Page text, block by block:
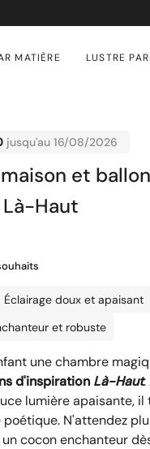
MATIÈRE LUSTRE
jusqu'au 16/08/2026
et
Là-Haut
Éclairage doux et apaisant
et robuste
une chambre
d'inspiration Là-Haut.
lumière apaisante,
poétique. N'attendez
cocon enchanteur